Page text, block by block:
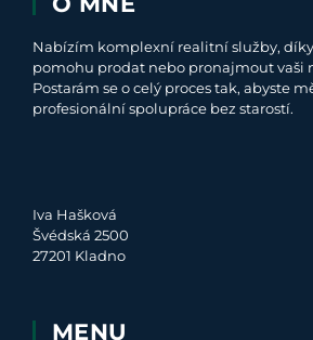
Nabízím komplexní realitní služby,
pomohu prodat nebo pronajmout vaši
Postarám se o celý proces tak, abyste
profesionální spolupráce bez starostí.
Iva Hašková
Švédská 2500
27201 Kladno
MENU